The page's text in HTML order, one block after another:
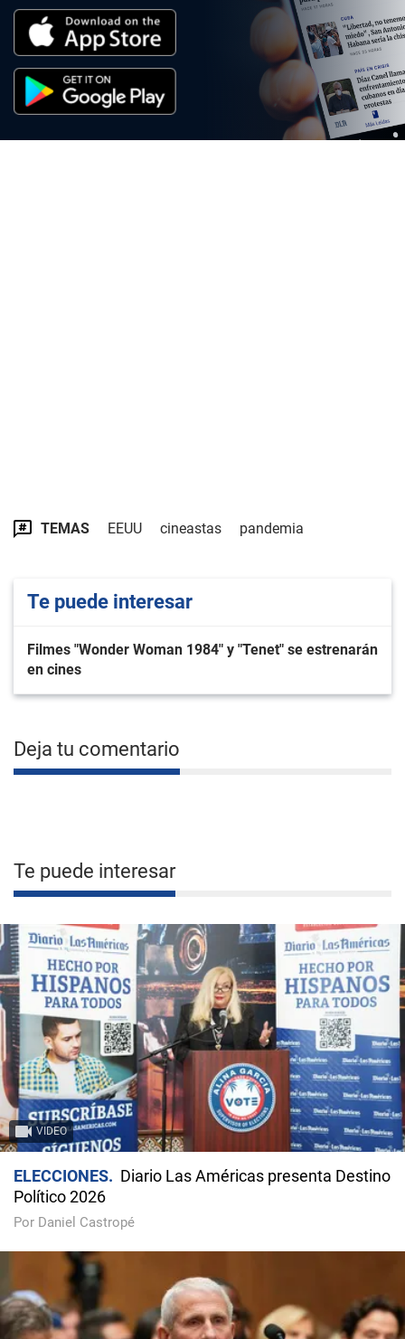
TEMAS EEUU cineastas pandemia
Te puede interesar
Filmes "Wonder Woman 1984" y "Tenet" se estrenarán
en cines
Deja tu comentario
Te puede interesar
VIDEO
ELECCIONES
Diario Las Américas presenta Destino
Político 2026
Por Daniel Castropé